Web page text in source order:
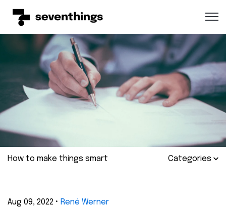
How to make things smart Categories
Aug 09, 2022 • René Werner